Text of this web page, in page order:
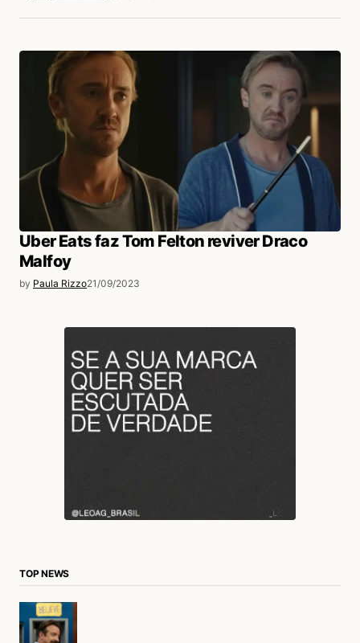
Uber Eats faz Tom Felton reviver Draco
Malfoy
by Paula Rizzo21/09/2023
TOP NEWS